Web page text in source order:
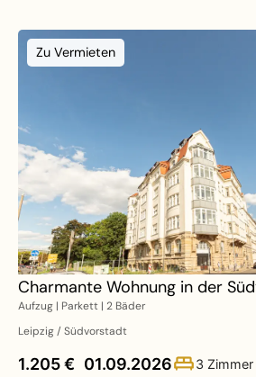
Zu Vermieten
Charmante Wohnung in der
Aufzug | Parkett | 2 Bäder
Leipzig / Südvorstadt
1.205 € 01.09.2026
3 Zimmer